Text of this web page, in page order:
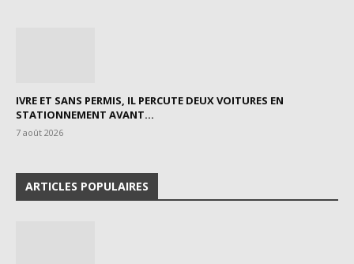
IVRE ET SANS PERMIS, IL PERCUTE DEUX VOITURES EN
STATIONNEMENT AVANT...
7 août 2026
ARTICLES POPULAIRES